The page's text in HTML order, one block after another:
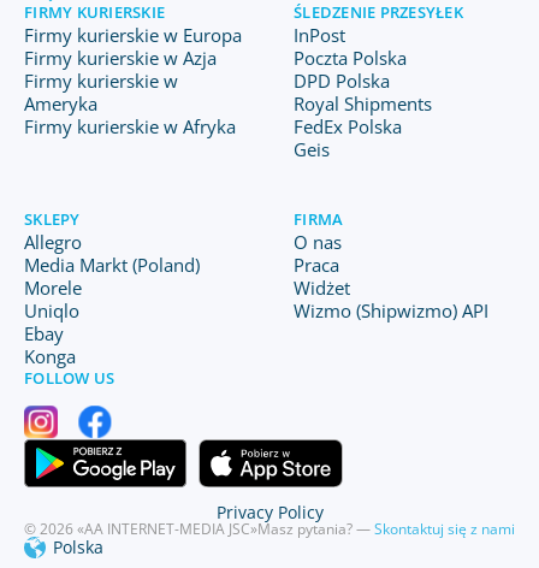
FIRMY KURIERSKIE
Firmy kurierskie w Europa
Firmy kurierskie w Azja
Firmy kurierskie w
Ameryka
Firmy kurierskie w Afryka
ŚLEDZENIE PRZESYŁEK
InPost
Poczta Polska
DPD Polska
Royal Shipments
FedEx Polska
Geis
SKLEPY
Allegro
Media Markt (Poland)
Morele
Uniqlo
Ebay
Konga
FIRMA
O nas
Praca
Widżet
Wizmo (Shipwizmo) API
FOLLOW US
© 2026 «AA INTERNET-MEDIA JSC»Masz pytania? —Skontaktuj się z nami
Polska
Privacy Policy